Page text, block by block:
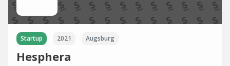
Startup 2021 Augsburg
Hesphera